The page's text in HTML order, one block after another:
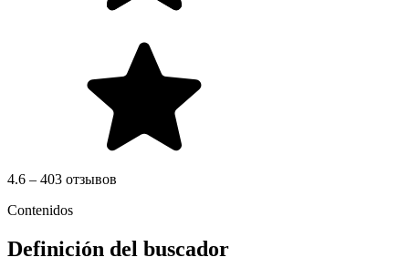
4.6 – 403 отзывов
Contenidos
Definición del buscador